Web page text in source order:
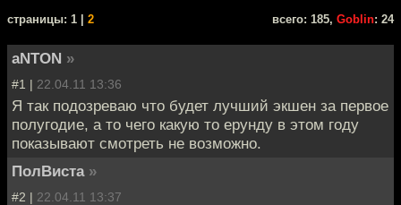
cтраницы: 1 | 2 всего: 185, Goblin: 24
aNTON »
#1 | 22.04.11 13:36
Я так подозреваю что будет лучший экшен за первое
полугодие, а то чего какую то ерунду в этом году
показывают смотреть не возможно.
ПолВиста »
#2 | 22.04.11 13:37